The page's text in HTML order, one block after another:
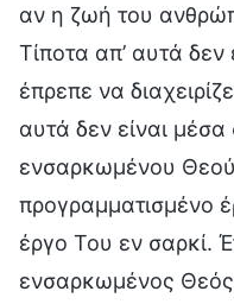
αν η ζωή του
Τίποτα απ’ αυτά δεν
έπρεπε να
αυτά δεν είναι μέσα
ενσαρκωμένου
προγραμματισμένο
έργο Του εν σαρκί.
ενσαρκωμένος Θεός